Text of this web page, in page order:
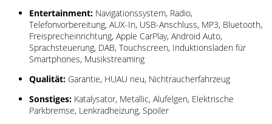
Entertainment: Navigationssystem, Radio,
Telefonvorbereitung, AUX-In, USB-Anschluss, MP3, Bluetooth,
Freisprecheinrichtung, Apple CarPlay, Android Auto,
Sprachsteuerung, DAB, Touchscreen, Induktionsladen für
Smartphones, Musikstreaming
Qualität: Garantie, HUAU neu, Nichtraucherfahrzeug
Sonstiges: Katalysator, Metallic, Alufelgen, Elektrische
Parkbremse, Lenkradheizung, Spoiler